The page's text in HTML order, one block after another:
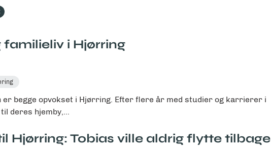
familieliv i Hjørring
begge opvokset i Hjørring. Efter flere år med studier og karrierer i
deres hjemby,...
Hjørring: Tobias ville aldrig flytte tilbage